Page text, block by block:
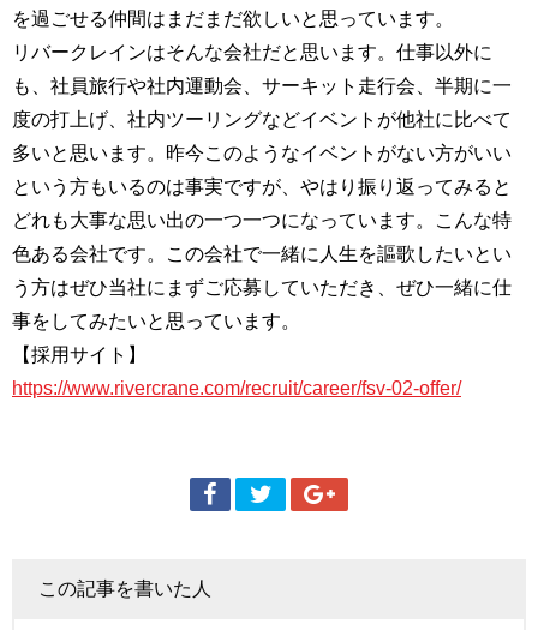
を過ごせる仲間はまだまだ欲しいと思っています。
リバークレインはそんな会社だと思います。仕事以外に
も、社員旅行や社内運動会、サーキット走行会、半期に一
度の打上げ、社内ツーリングなどイベントが他社に比べて
多いと思います。昨今このようなイベントがない方がいい
という方もいるのは事実ですが、やはり振り返ってみると
どれも大事な思い出の一つ一つになっています。こんな特
色ある会社です。この会社で一緒に人生を謳歌したいとい
う方はぜひ当社にまずご応募していただき、ぜひ一緒に仕
事をしてみたいと思っています。
【採用サイト】
https://www.rivercrane.com/recruit/career/fsv-02-offer/
この記事を書いた人